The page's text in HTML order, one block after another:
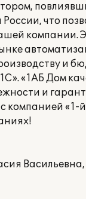
России, что
компании.
и
«1АБ Дом
и
компанией «1-
Васильевна,